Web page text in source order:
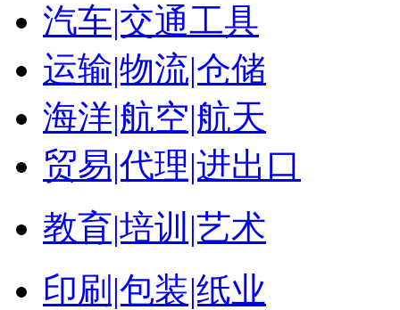
汽车|交通工具
运输|物流|仓储
海洋|航空|航天
贸易|代理|进出口
教育|培训|艺术
印刷|包装|纸业